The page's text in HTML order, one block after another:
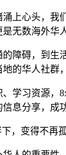
上心头，
无数海外华
障碍，到
的华人社群
学习资源
息分享，成
，变得不再孤